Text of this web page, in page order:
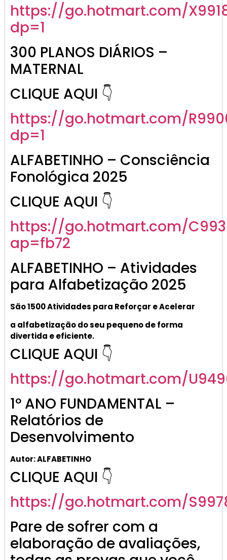
https://go.hotmart.com/
dp=1
300 PLANOS DIÁRIOS –
MATERNAL
CLIQUE AQUI 👇
https://go.hotmart.com/
dp=1
ALFABETINHO – Consciência
Fonológica 2025
CLIQUE AQUI 👇
https://go.hotmart.com/
ap=fb72
ALFABETINHO – Atividades
para Alfabetização 2025
São 1500 Atividades para Reforçar e Acelerar
a alfabetizaçãodo seu pequeno de forma
divertida e eficiente.
CLIQUE AQUI 👇
https://go.hotmart.com/
1º ANO FUNDAMENTAL –
Relatórios de
Desenvolvimento
Autor: ALFABETINHO
CLIQUE AQUI 👇
https://go.hotmart.com/
Pare de sofrer com a
elaboração de avaliações,